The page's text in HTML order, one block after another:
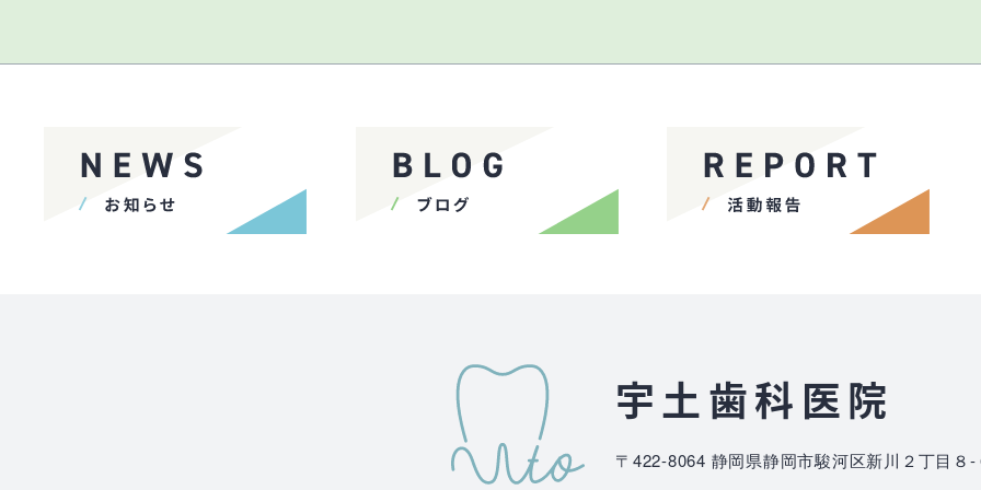
宇土歯科医院
〒422-8064 静岡県静岡市駿河区新川２丁目８-